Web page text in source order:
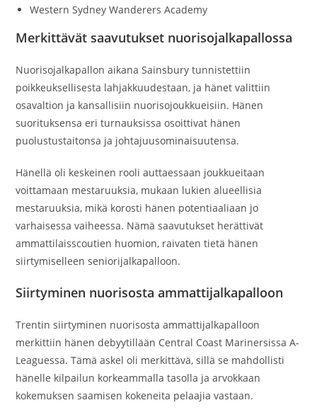
Western Sydney Wanderers Academy
Merkittävät saavutukset nuorisojalkapallossa
Nuorisojalkapallon aikana Sainsbury tunnistettiin
poikkeuksellisesta lahjakkuudestaan, ja hänet valittiin
osavaltion ja kansallisiin nuorisojoukkueisiin. Hänen
suorituksensa eri turnauksissa osoittivat hänen
puolustustaitonsa ja johtajuusominaisuutensa.
Hänellä oli keskeinen rooli auttaessaan joukkueitaan
voittamaan mestaruuksia, mukaan lukien alueellisia
mestaruuksia, mikä korosti hänen potentiaaliaan jo
varhaisessa vaiheessa. Nämä saavutukset herättivät
ammattilaisscoutien huomion, raivaten tietä hänen
siirtymiselleen seniorijalkapalloon.
Siirtyminen nuorisosta ammattijalkapalloon
Trentin siirtyminen nuorisosta ammattijalkapalloon
merkittiin hänen debyytillään Central Coast Marinersissa A-
Leaguessa. Tämä askel oli merkittävä, sillä se mahdollisti
hänelle kilpailun korkeammalla tasolla ja arvokkaan
kokemuksen saamisen kokeneita pelaajia vastaan.